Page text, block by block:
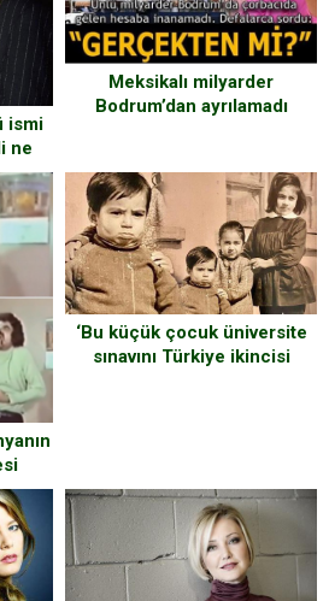
ismi
ne
Meksikalı milyarder
Bodrum’dan ayrılamadı
‘Bu küçük çocuk üniversite
sınavını Türkiye ikincisi